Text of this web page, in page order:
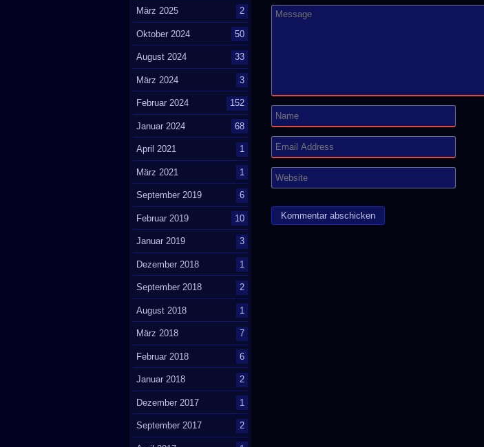
März 2025 2
Oktober 2024 50
August 2024 33
März 2024 3
Februar 2024 152
Januar 2024 68
April 2021 1
März 2021 1
September 2019 6
Februar 2019 10
Januar 2019 3
Dezember 2018 1
September 2018 2
August 2018 1
März 2018 7
Februar 2018 6
Januar 2018 2
Dezember 2017 1
September 2017 2